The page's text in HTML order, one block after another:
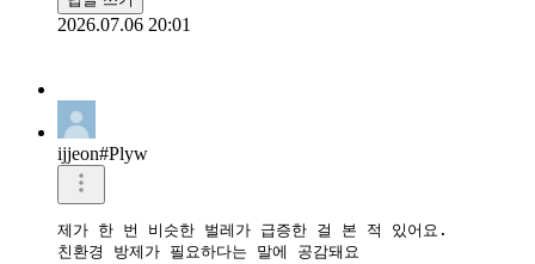
2026.07.06 20:01
ijjeon#Plyw
제가 한 번 비슷한 벌레가 급증한 걸 본 적 있어요.
친환경 방제가 필요하다는 말에 공감돼요